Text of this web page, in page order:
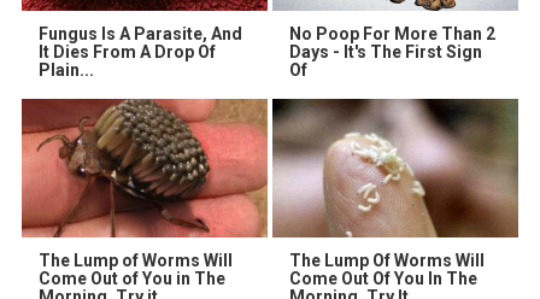
Fungus Is A Parasite, And
It Dies From A Drop Of
Plain...
No Poop For More Than 2
Days - It's The First Sign
Of
The Lump of Worms Will
Come Out of You in The
The Lump Of Worms Will
Come Out Of You In The